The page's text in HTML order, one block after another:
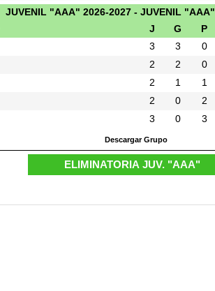
JUVENIL "AAA" 2026-2027 - JUVENIL
J G P
3 3 0
2 2 0
2 1 1
2 0 2
3 0 3